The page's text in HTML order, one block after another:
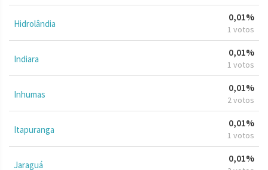
Hidrolândia
0,01%
1 votos
Indiara
0,01%
1 votos
Inhumas
0,01%
2 votos
Itapuranga
0,01%
1 votos
Jaraguá
0,01%